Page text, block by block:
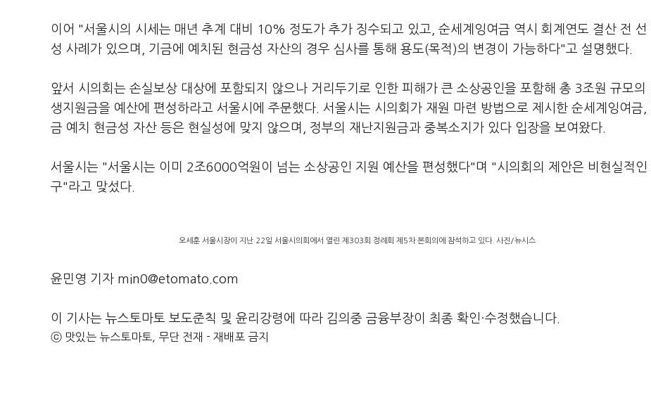
이어 "서울시의 시세는 매년 추계 대비 10% 정도가 추가 징수되고 있고, 순세계잉여금 역시 회계연도 결산 전 선
성 사례가 있으며, 기금에 예치된 현금성 자산의 경우 심사를 통해 용도(목적)의 변경이 가능하다"고 설명했다.
앞서 시의회는 손실보상 대상에 포함되지 않으나 거리두기로 인한 피해가 큰 소상공인을 포함해 총 3조원 규모의
생지원금을 예산에 편성하라고 서울시에 주문했다. 서울시는 시의회가 재원 마련 방법으로 제시한 순세계잉여금,
금 예치 현금성 자산 등은 현실성에 맞지 않으며, 정부의 재난지원금과 중복소지가 있다 입장을 보여왔다.
서울시는 "서울시는 이미 2조6000억원이 넘는 소상공인 지원 예산을 편성했다"며 "시의회의 제안은 비현실적인
구"라고 맞섰다.
오세훈 서울시장이 지난 22일 서울시의회에서 열린 제303회 정례회 제5차 본회의에 참석하고 있다. 사진/뉴시스
윤민영 기자 min0@etomato.com
이 기사는 뉴스토마토 보도준칙 및 윤리강령에 따라 김의중 금융부장이 최종 확인·수정했습니다.
ⓒ 맛있는 뉴스토마토, 무단 전재 - 재배포 금지